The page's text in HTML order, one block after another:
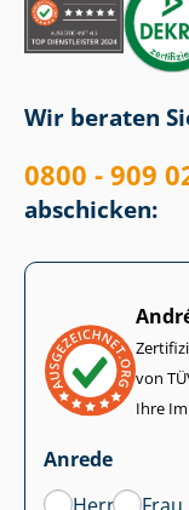
Wir beraten
0800 - 909
abschicken:
von
Ihre
Anrede